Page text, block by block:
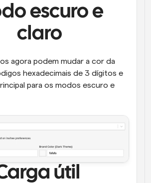
escuro e
claro
agora podem mudar a cor da
hexadecimais de 3 dígitos e
para os modos escuro e
útil